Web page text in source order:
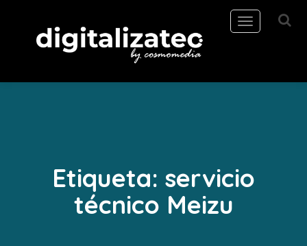
Toggle
navigation
Etiqueta: servicio
técnico Meizu